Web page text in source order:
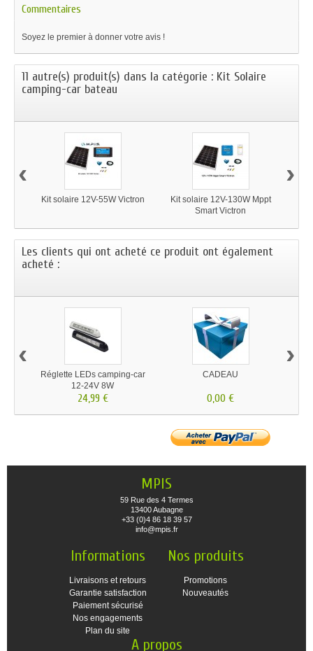
Commentaires
Soyez le premier à donner votre avis !
11 autre(s) produit(s) dans la catégorie : Kit Solaire
camping-car bateau
Kit solaire 12V-55W Victron
Kit solaire 12V-130W Mppt
Smart Victron
‹ ›
Les clients qui ont acheté ce produit ont également
acheté :
Réglette LEDs camping-car
12-24V 8W
24,99 €
CADEAU
0,00 €
‹ ›
MPIS
59 Rue des 4 Termes
13400 Aubagne
+33 (0)4 86 18 39 57
info@mpis.fr
Informations
Livraisons et retours
Garantie satisfaction
Paiement sécurisé
Nos engagements
Plan du site
Nos produits
Promotions
Nouveautés
A propos